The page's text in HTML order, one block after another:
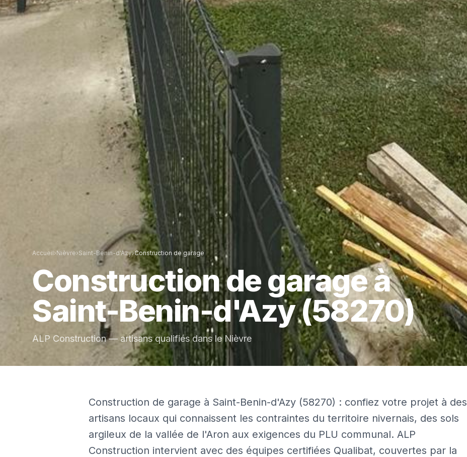
Accueil›Nièvre›Saint-Benin-d'Azy›Construction de garage
Construction de garageà
Saint-Benin-d'Azy(58270)
ALP Construction — artisans qualifiés dans le Nièvre
Construction de garage à Saint-Benin-d'Azy (58270) : confiez votre projet à des
artisans locaux qui connaissent les contraintes du territoire nivernais, des sols
argileux de la vallée de l'Aron aux exigences du PLU communal. ALP
Construction intervient avec des équipes certifiées Qualibat, couvertes par la